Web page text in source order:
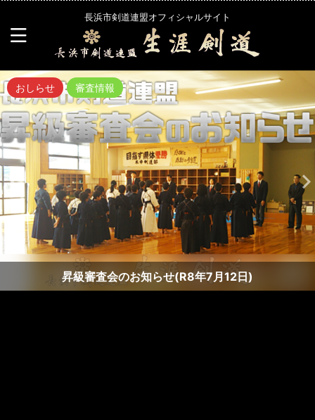
長浜市剣道連盟オフィシャルサイト
おしらせ 審査情報
昇級審査会のお知らせ(R8年7月12日)